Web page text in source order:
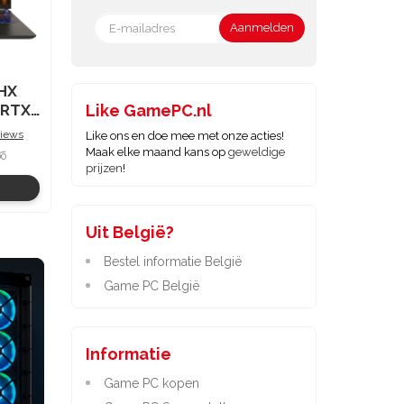
Like GamePC.nl
Like ons en doe mee met onze acties!
Maak elke maand kans op geweldige
prijzen!
Uit België?
Bestel informatie België
Game PC België
Informatie
Game PC kopen